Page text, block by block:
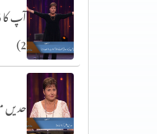
آپ
2)
حدیں